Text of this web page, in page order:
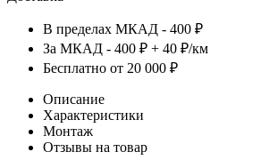
В пределах МКАД - 400 ₽
За МКАД - 400 ₽ + 40 ₽/км
Бесплатно от 20 000 ₽
Описание
Характеристики
Монтаж
Отзывы на товар